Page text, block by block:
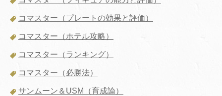
コマスター（プレートの効果と評価）
コマスター（ホテル攻略）
コマスター（ランキング）
コマスター（必勝法）
サンムーン＆USM（育成論）